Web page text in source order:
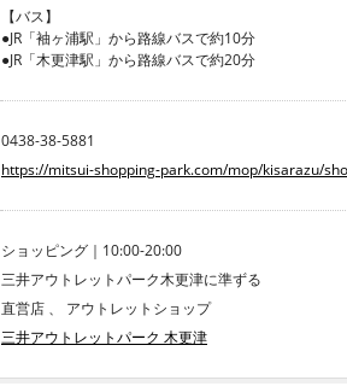
【バス】
●JR「袖ヶ浦駅」から路線バスで約10分
●JR「木更津駅」から路線バスで約20分
0438-38-5881
https://mitsui-shopping-park.com/mop/kisarazu/
ショッピング｜10:00-20:00
三井アウトレットパーク木更津に準ずる
直営店 、 アウトレットショップ
三井アウトレットパーク 木更津